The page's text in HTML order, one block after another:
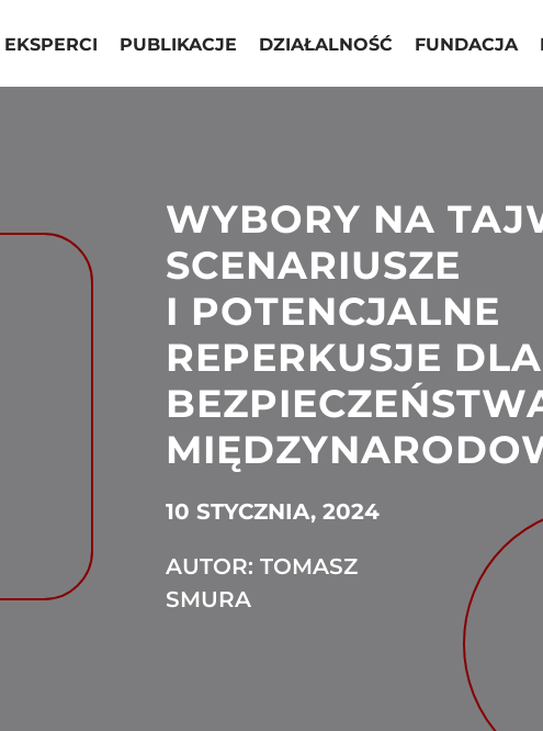
EKSPERCI PUBLIKACJE DZIAŁALNOŚĆ FUNDACJA
WYBORY NA
SCENARIUSZE
I POTENCJALNE
REPERKUSJE DLA
10 STYCZNIA, 2024
AUTOR: TOMASZ
SMURA